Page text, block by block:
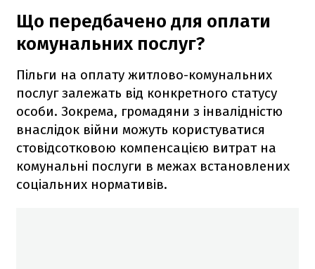
Що передбачено для оплати
комунальних послуг?
Пільги на оплату житлово-комунальних
послуг залежать від конкретного статусу
особи. Зокрема, громадяни з інвалідністю
внаслідок війни можуть користуватися
стовідсотковою компенсацією витрат на
комунальні послуги в межах встановлених
соціальних нормативів.